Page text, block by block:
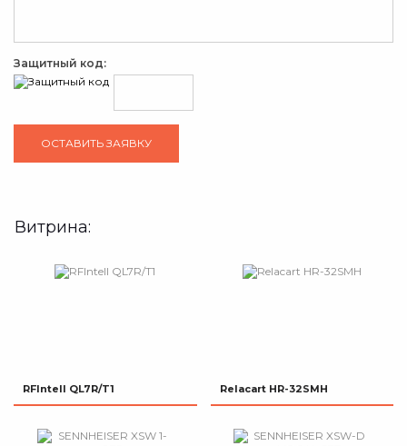
Защитный код:
Витрина:
RFIntell QL7R/T1 Relacart HR-32SMH